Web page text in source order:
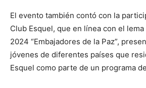
El evento también contó con la
Club Esquel, que en línea con el
2024 “Embajadores de la Paz”,
jóvenes de diferentes países que
Esquel como parte de un programa